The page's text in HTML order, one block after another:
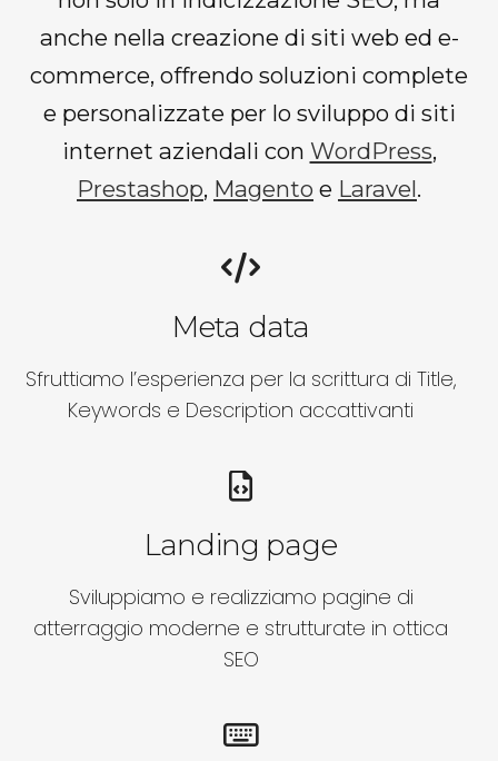
anche nella creazione di siti web ed e-
commerce, offrendo soluzioni complete
e personalizzate per lo sviluppo di siti
internet aziendali con WordPress,
Prestashop, Magento e Laravel.
Meta data
Sfruttiamo l’esperienza per la scrittura di Title,
Keywords e Description accattivanti
Landing page
Sviluppiamo e realizziamo pagine di
atterraggio moderne e strutturate in ottica
SEO